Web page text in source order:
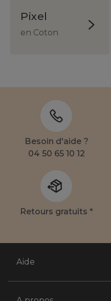
Pixel
en Coton
Besoin d'aide ?
04 50 65 10 12
Retours gratuits *
Aide